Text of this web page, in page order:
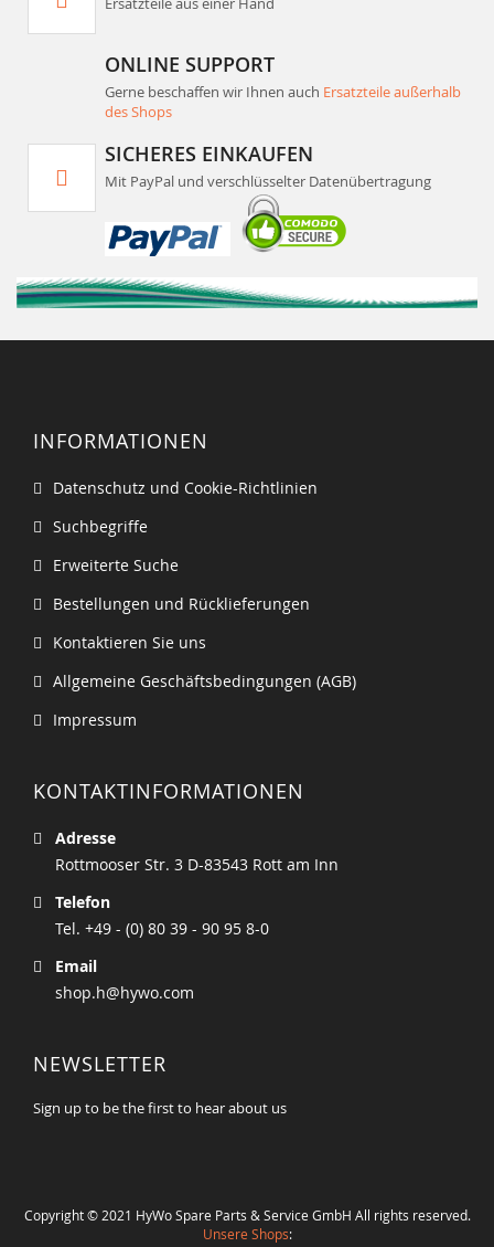
ONLINE SUPPORT
Gerne beschaffen wir Ihnen auch Ersatzteile außerhalb
des Shops
SICHERES EINKAUFEN
Mit PayPal und verschlüsselter Datenübertragung
INFORMATIONEN
Datenschutz und Cookie-Richtlinien
Suchbegriffe
Erweiterte Suche
Bestellungen und Rücklieferungen
Kontaktieren Sie uns
Allgemeine Geschäftsbedingungen (AGB)
Impressum
KONTAKTINFORMATIONEN
Adresse
Rottmooser Str. 3 D-83543 Rott am Inn
Telefon
Tel. +49 - (0) 80 39 - 90 95 8-0
Email
shop.h@hywo.com
NEWSLETTER
Sign up to be the first to hear about us
Copyright © 2021 HyWo Spare Parts & Service GmbH All rights reserved.
Unsere Shops: